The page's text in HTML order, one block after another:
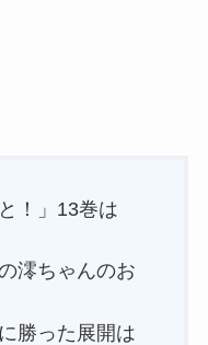
！」13巻は
澪ちゃんのお
勝った展開は